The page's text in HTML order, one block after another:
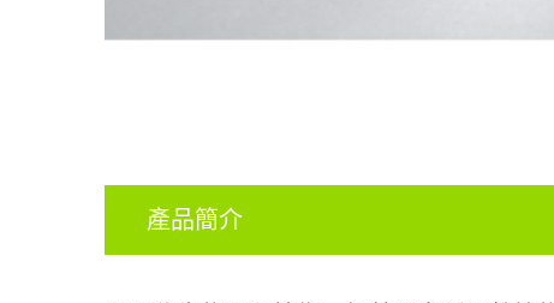
產品簡介